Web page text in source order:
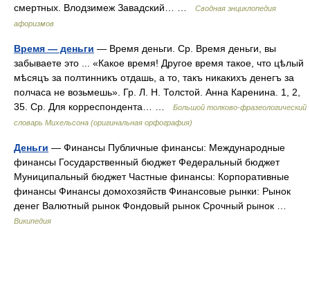
смертных. Влодзимеж Завадский… …
Сводная энциклопедия
афоризмов
Время — деньги — Время деньги. Ср. Время деньги, вы
забываете это ... «Какое время! Другое время такое, что цѣлый
мѣсяцъ за полтинникъ отдашь, а то, такъ никакихъ денегъ за
полчаса не возьмешь». Гр. Л. Н. Толстой. Анна Каренина. 1, 2,
35. Ср. Для корреспондента… …
Большой толково-фразеологический
словарь Михельсона (оригинальная орфография)
Деньги — Финансы Публичные финансы: Международные
финансы Государственный бюджет Федеральный бюджет
Муниципальный бюджет Частные финансы: Корпоративные
финансы Финансы домохозяйств Финансовые рынки: Рынок
денег Валютный рынок Фондовый рынок Срочный рынок …
Википедия